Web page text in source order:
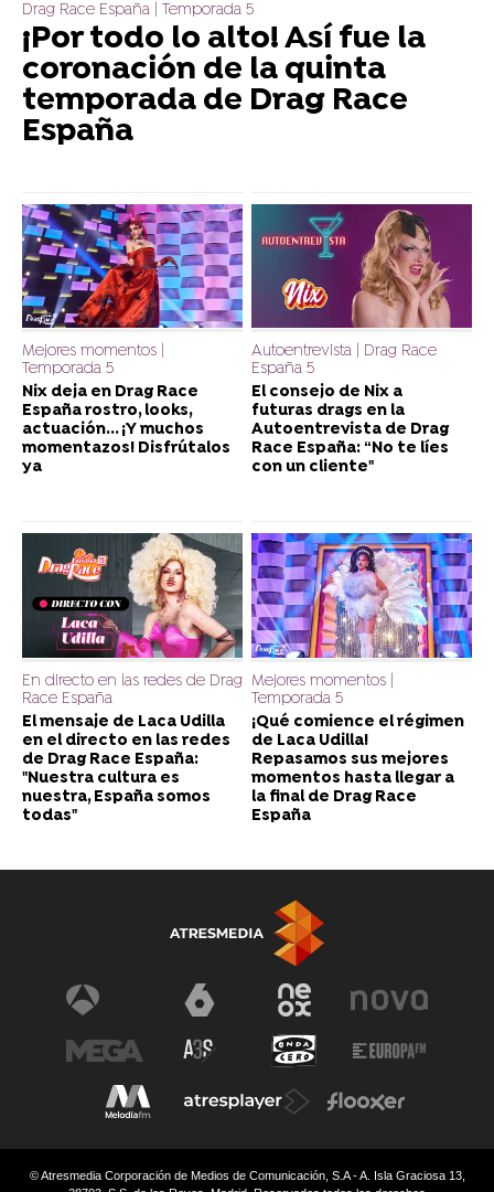
Drag Race España | Temporada 5
¡Por todo lo alto! Así fue la
coronación de la quinta
temporada de Drag Race
España
Mejores momentos |
Temporada 5
Nix deja en Drag Race
España rostro, looks,
actuación... ¡Y muchos
momentazos! Disfrútalos
ya
Autoentrevista | Drag Race
España 5
El consejo de Nix a
futuras drags en la
Autoentrevista de Drag
Race España: “No te líes
con un cliente"
En directo en las redes de Drag
Race España
El mensaje de Laca Udilla
en el directo en las redes
de Drag Race España:
"Nuestra cultura es
nuestra, España somos
todas"
Mejores momentos |
Temporada 5
¡Qué comience el régimen
de Laca Udilla!
Repasamos sus mejores
momentos hasta llegar a
la final de Drag Race
España
© Atresmedia Corporación de Medios de Comunicación, S.A - A. Isla Graciosa 13,